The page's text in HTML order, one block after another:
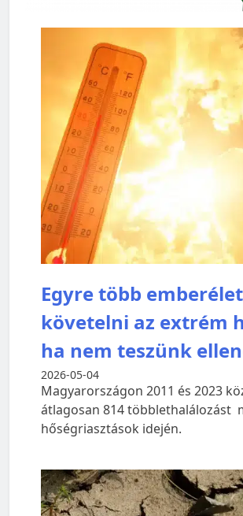
Egyre több
követelni az extrém
ha nem teszünk
2026-05-04
Magyarországon 2011 és 2023
átlagosan 814 többlethalálozást
hőségriasztások idején.